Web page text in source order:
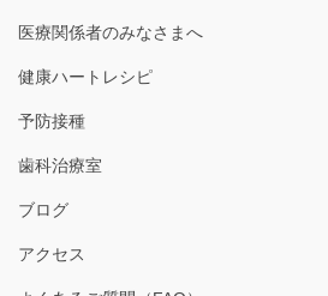
医療関係者のみなさまへ
健康ハートレシピ
予防接種
歯科治療室
ブログ
アクセス